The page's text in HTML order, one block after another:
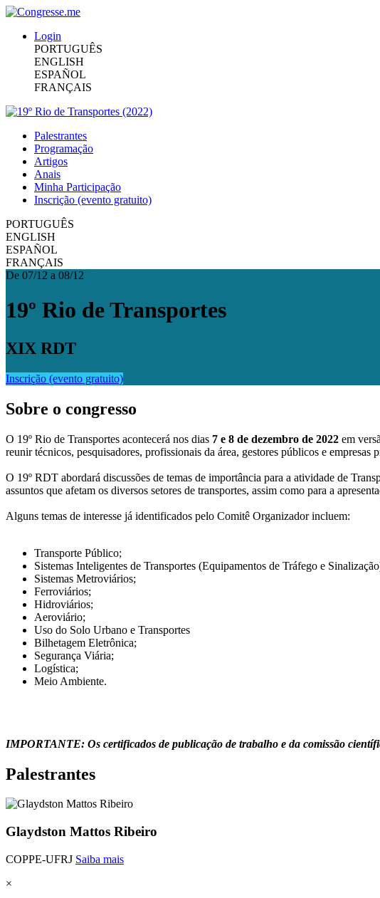
Login
PORTUGUÊS
ENGLISH
ESPAÑOL
FRANÇAIS
Palestrantes
Programação
Artigos
Anais
Minha Participação
Inscrição (evento gratuito)
PORTUGUÊS
ENGLISH
ESPAÑOL
FRANÇAIS
De 07/12 a 08/12
19º Rio de Transportes
XIX RDT
Inscrição (evento gratuito)
Sobre o congresso
O 19º Rio de Transportes acontecerá nos dias 7 e 8 de dezembro de 2022 em
reunir técnicos, pesquisadores, profissionais da área, gestores públicos e
O 19º RDT abordará discussões de temas de importância para a atividade de
assuntos que afetam os diversos setores de transportes, assim como para a
Alguns temas de interesse já identificados pelo Comitê Organizador incluem:
Transporte Público;
Sistemas Inteligentes de Transportes (Equipamentos de Tráfego e
Sistemas Metroviários;
Ferroviários;
Hidroviários;
Aeroviário;
Uso do Solo Urbano e Transportes
Bilhetagem Eletrônica;
Segurança Viária;
Logística;
Meio Ambiente.
IMPORTANTE: Os certificados de publicação de trabalho e da comissão
Palestrantes
Glaydston Mattos Ribeiro
COPPE-UFRJ Saiba mais
×